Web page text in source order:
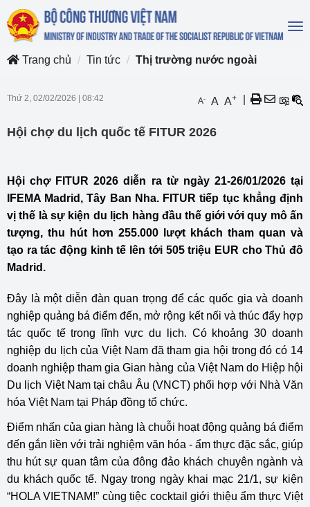
Trang chủ
Tin tức Thị trường nước ngoài
Thứ 2, 02/02/2026 08:42 A- A A+
Hội chợ du lịch quốc tế FITUR 2026
Hội chợ FITUR 2026 diễn ra từ ngày 21-26/01/2026 tại
IFEMA Madrid, Tây Ban Nha. FITUR tiếp tục khẳng định
vị thế là sự kiện du lịch hàng đầu thế giới với quy mô ấn
tượng, thu hút hơn 255.000 lượt khách tham quan và
tạo ra tác động kinh tế lên tới 505 triệu EUR cho Thủ đô
Madrid.
Đây là một diễn đàn quan trọng để các quốc gia và doanh
nghiệp quảng bá điểm đến, mở rộng kết nối và thúc đẩy hợp
tác quốc tế trong lĩnh vực du lịch. Có khoảng 30 doanh
nghiệp du lịch của Việt Nam đã tham gia hội trong đó có 14
doanh nghiệp tham gia Gian hàng của Việt Nam do Hiệp hội
Du lịch Việt Nam tại châu Âu (VNCT) phối hợp với Nhà Văn
hóa Việt Nam tại Pháp đồng tổ chức.
Điểm nhấn của gian hàng là chuỗi hoạt động quảng bá điểm
đến gắn liền với trải nghiệm văn hóa - ẩm thực đặc sắc, giúp
thu hút sự quan tâm của đông đảo khách chuyên ngành và
du khách quốc tế. Ngay trong ngày khai mạc 21/1, sự kiện
“HOLA VIETNAM!” cùng tiệc cocktail giới thiệu ẩm thực Việt